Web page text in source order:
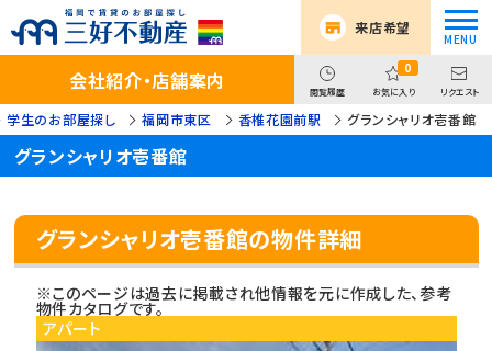
来店希望
会社紹介・店舗案内 閲覧履歴
0
お気に入り リクエスト
学生のお部屋探し 福岡市東区 香椎花園前駅 グランシャリオ壱番館
グランシャリオ壱番館
グランシャリオ壱番館の物件詳細
※このページは過去に掲載され他情報を元に作成した、参考
物件カタログです。
アパート